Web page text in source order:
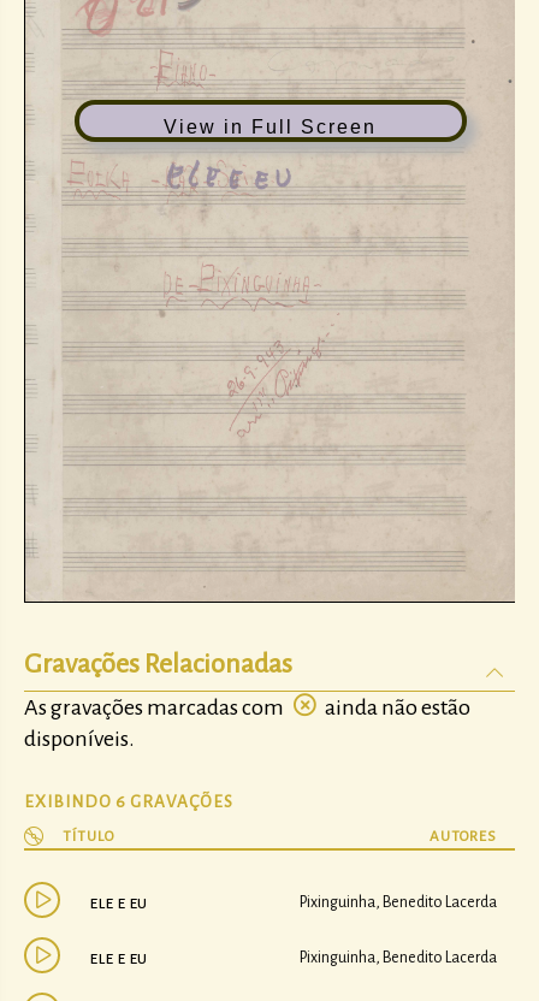
View in Full Screen
Gravações Relacionadas
As gravações marcadas com
ainda não estão
disponíveis.
EXIBINDO 6 GRAVAÇÕES
TÍTULO AUTORES
ele e eu Pixinguinha, Benedito Lacerda
ele e eu Pixinguinha, Benedito Lacerda